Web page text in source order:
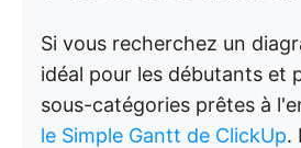
Si vous recherchez un
idéal pour les débutants et
sous-catégories prêtes à
le Simple Gantt de ClickUp.